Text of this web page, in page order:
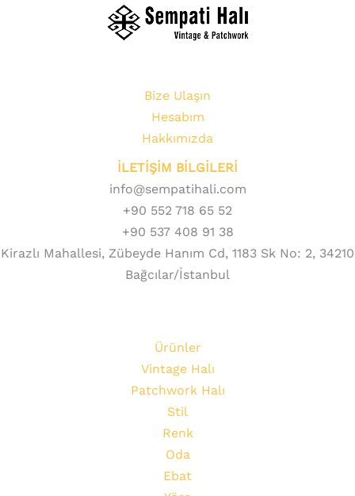
Bize Ulaşın
Hesabım
Hakkımızda
İLETİŞİM BİLGİLERİ
info@sempatihali.com
+90 552 718 65 52
+90 537 408 91 38
Kirazlı Mahallesi, Zübeyde Hanım Cd, 1183 Sk No: 2, 34210
Bağcılar/İstanbul
Ürünler
Vintage Halı
Patchwork Halı
Stil
Renk
Oda
Ebat